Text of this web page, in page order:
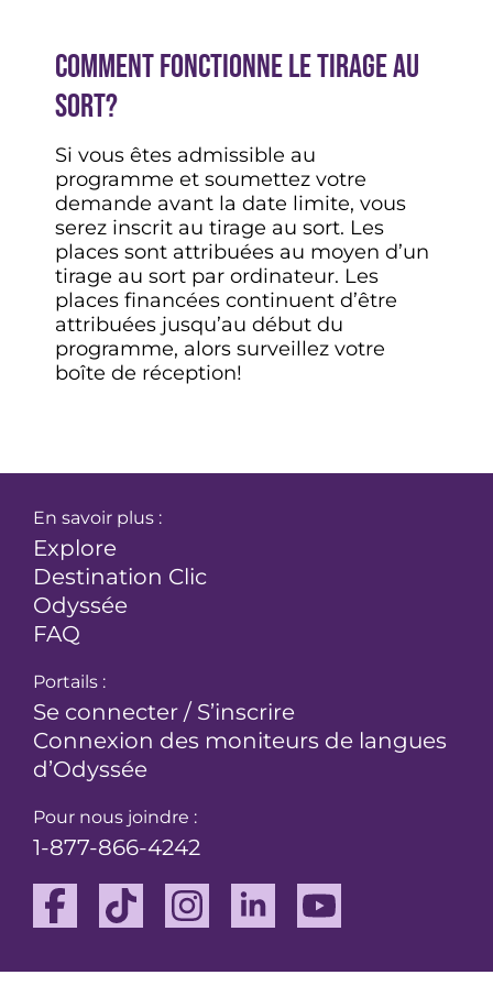
Comment fonctionne le tirage au
sort?
Si vous êtes admissible au
programme et soumettez votre
demande avant la date limite, vous
serez inscrit au tirage au sort. Les
places sont attribuées au moyen d’un
tirage au sort par ordinateur. Les
places financées continuent d’être
attribuées jusqu’au début du
programme, alors surveillez votre
boîte de réception!
En savoir plus :
Explore
Destination Clic
Odyssée
FAQ
Portails :
Se connecter / S’inscrire
Connexion des moniteurs de langues
d’Odyssée
Pour nous joindre :
1-877-866-4242
Facebook
TikTok InstagramLinkedinYoutube